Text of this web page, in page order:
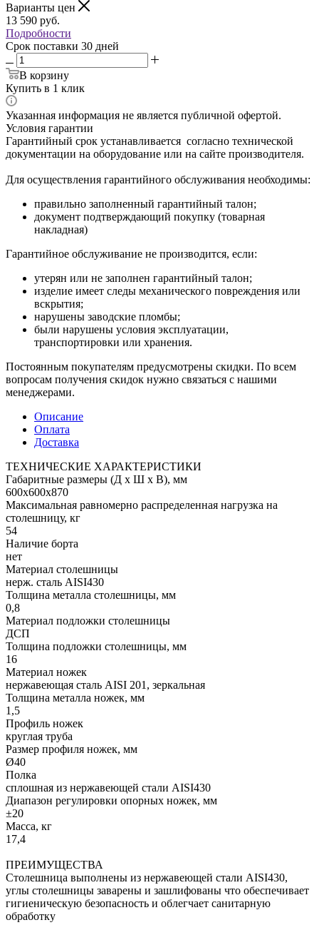
Варианты цен
13 590 руб.
Подробности
Срок поставки 30 дней
В корзину
Купить в 1 клик
Указанная информация не является публичной офертой.
Условия гарантии
Гарантийный срок устанавливается согласно технической
документации на оборудование или на сайте производителя.
Для осуществления гарантийного обслуживания необходимы:
правильно заполненный гарантийный талон;
документ подтверждающий покупку (товарная
накладная)
Гарантийное обслуживание не производится, если:
утерян или не заполнен гарантийный талон;
изделие имеет следы механического повреждения или
вскрытия;
нарушены заводские пломбы;
были нарушены условия эксплуатации,
транспортировки или хранения.
Постоянным покупателям предусмотрены скидки. По всем
вопросам получения скидок нужно связаться с нашими
менеджерами.
Описание
Оплата
Доставка
ТЕХНИЧЕСКИЕ ХАРАКТЕРИСТИКИ
Габаритные размеры (Д х Ш х В), мм
600х600х870
Максимальная равномерно распределенная нагрузка на
столешницу, кг
54
Наличие борта
нет
Материал столешницы
нерж. сталь AISI430
Толщина металла столешницы, мм
0,8
Материал подложки столешницы
ДСП
Толщина подложки столешницы, мм
16
Материал ножек
нержавеющая сталь AISI 201, зеркальная
Толщина металла ножек, мм
1,5
Профиль ножек
круглая труба
Размер профиля ножек, мм
Ø40
Полка
сплошная из нержавеющей стали AISI430
Диапазон регулировки опорных ножек, мм
±20
Масса, кг
17,4
ПРЕИМУЩЕСТВА
Столешница выполнены из нержавеющей стали AISI430,
углы столешницы заварены и зашлифованы что обеспечивает
гигиеническую безопасность и облегчает санитарную
обработку